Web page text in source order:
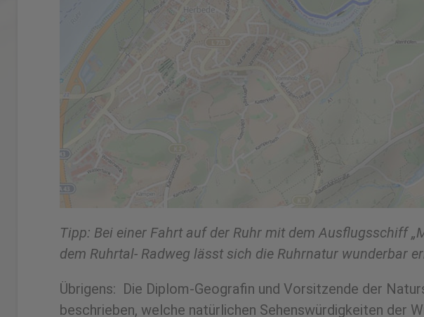
Tipp: Bei einer Fahrt auf der Ruhr mit dem Ausflugsschiff
dem Ruhrtal- Radweg lässt sich die Ruhrnatur wunderbar
Übrigens: Die Diplom-Geograﬁn und Vorsitzende der
beschrieben, welche natürlichen Sehenswürdigkeiten